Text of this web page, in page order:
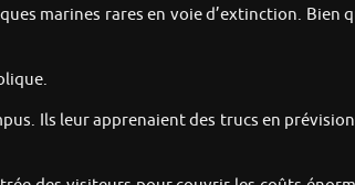
marines rares en voie d’extinction. Bien
Ils leur apprenaient des trucs en